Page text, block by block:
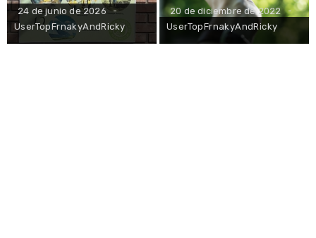
24 de junio de 2026
UserTopFrnakyAndRicky
20 de diciembre de 2022
UserTopFrnakyAndRicky